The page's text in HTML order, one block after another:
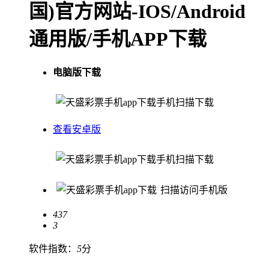
国)官方网站-IOS/Android
通用版/手机APP下载
电脑版下载
手机扫描下载
查看安卓版
手机扫描下载
扫描访问手机版
437
3
软件指数： 5分